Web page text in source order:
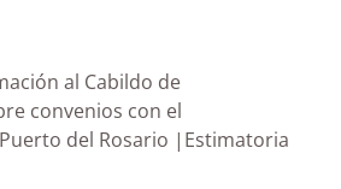
al Cabildo de
convenios con el
del Rosario |Estimatoria